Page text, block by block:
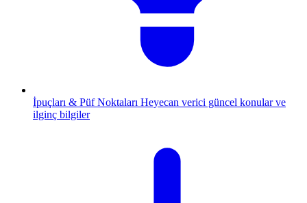
İpuçları & Püf Noktaları Heyecan verici güncel konular ve
ilginç bilgiler